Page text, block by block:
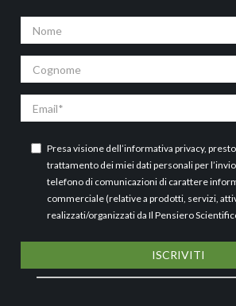
Presa visione dell’informativa privacy,
trattamento dei miei dati personali per
telefono di comunicazioni di carattere
commerciale (relative a prodotti, servizi,
realizzati/organizzati da Il Pensiero
ISCRIVITI